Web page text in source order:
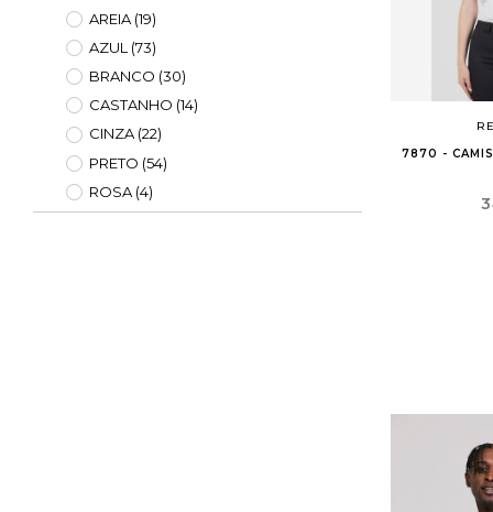
AREIA (19)
AZUL (73)
BRANCO (30)
CASTANHO (14)
CINZA(22)
PRETO (54)
ROSA (4)
7870 -